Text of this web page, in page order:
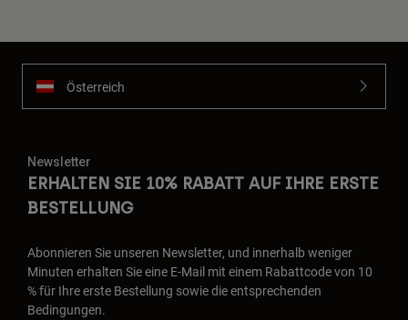
Österreich
Newsletter
ERHALTEN SIE 10% RABATT AUF IHRE ERSTE
BESTELLUNG
Abonnieren Sie unseren Newsletter, und innerhalb weniger
Minuten erhalten Sie eine E-Mail mit einem Rabattcode von 10
% für Ihre erste Bestellung sowie die entsprechenden
Bedingungen.